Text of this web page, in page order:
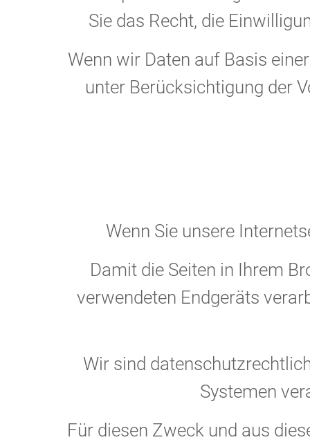
Sie das Recht, die
Wenn wir Daten auf Basis
unter Berücksichtigung der
Wenn Sie unsere
Damit die Seiten in Ihrem
verwendeten Endgeräts
Wir sind
Systemen
Für diesen Zweck und aus